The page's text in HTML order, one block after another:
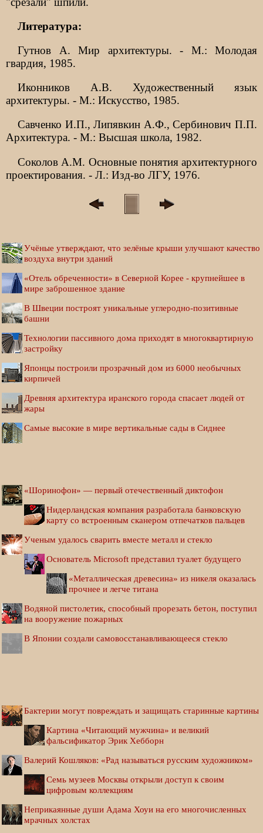
Литература:
Гутнов А. Мир архитектуры. - М.: Молодая
гвардия, 1985.
Иконников А.В. Художественный язык
архитектуры. - М.: Искусство, 1985.
Савченко И.П., Липявкин А.Ф., Сербинович П.П.
Архитектура. - М.: Высшая школа, 1982.
Соколов A.M. Основные понятия архитектурного
проектирования. - Л.: Изд-во ЛГУ, 1976.
Учёные утверждают, что зелёные крыши улучшают качество
воздуха внутри зданий
«Отель обреченности» в Северной Корее - крупнейшее в
мире заброшенное здание
В Швеции построят уникальные углеродно-позитивные
башни
Технологии пассивного дома приходят в многоквартирную
застройку
Японцы построили прозрачный дом из 6000 необычных
кирпичей
Древняя архитектура иранского города спасает людей от
жары
Самые высокие в мире вертикальные сады в Сиднее
«Шоринофон» — первый отечественный диктофон
Нидерландская компания разработала банковскую
карту со встроенным сканером отпечатков пальцев
Ученым удалось сварить вместе металл и стекло
Основатель Microsoft представил туалет будущего
«Металлическая древесина» из никеля оказалась
прочнее и легче титана
Водяной пистолетик, способный прорезать бетон, поступил
на вооружение пожарных
В Японии создали самовосстанавливающееся стекло
Бактерии могут повреждать и защищать старинные картины
Картина «Читающий мужчина» и великий
фальсификатор Эрик Хебборн
Валерий Кошляков: «Рад называться русским художником»
Семь музеев Москвы открыли доступ к своим
цифровым коллекциям
Неприкаянные души Адама Хоуи на его многочисленных
мрачных холстах